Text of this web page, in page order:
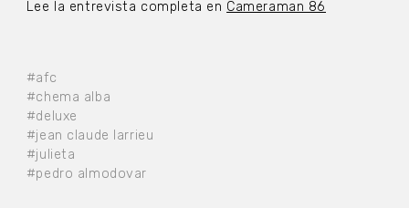
#afc
#chema alba
#deluxe
#jean claude larrieu
#julieta
#pedro almodovar
Lee la entrevista completa en Cameraman 86